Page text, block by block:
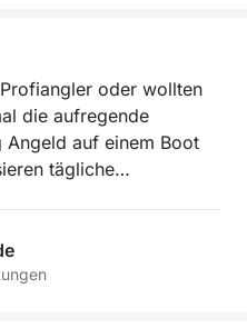
die aufregende
auf einem Boot
tägliche
Personen! Zögern Sie